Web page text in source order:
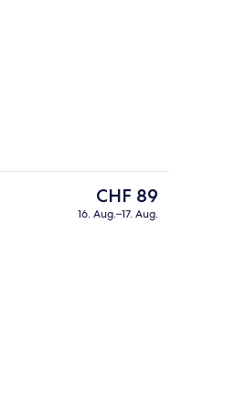
Der
aktuelle
Preis
CHF 89
16. Aug.–17. Aug.